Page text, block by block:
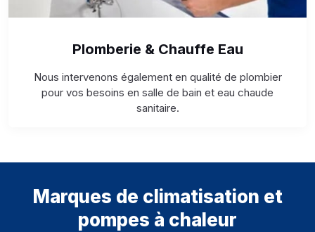
Plomberie & Chauffe Eau
Nous intervenons également en qualité de plombier
pour vos besoins en salle de bain et eau chaude
sanitaire.
Marques de climatisation et
pompes à chaleur